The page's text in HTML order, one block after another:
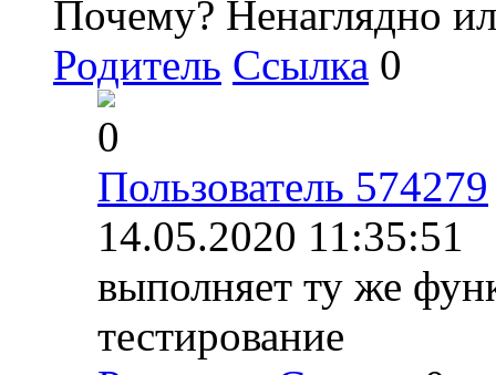
Почему? Ненаглядно
Родитель Ссылка 0
0
Пользователь 574279
14.05.2020 11:35:51
выполняет ту же
тестирование